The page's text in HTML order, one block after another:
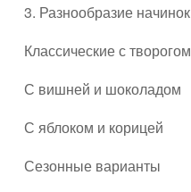
3. Разнообразие начинок
Классические с творогом
С вишней и шоколадом
С яблоком и корицей
Сезонные варианты